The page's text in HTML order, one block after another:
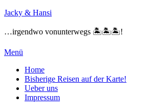
Zum
springen
Jacky & Hansi
…irgendwo vonunterwegs 🏝🏝🏝!
Menü
Primäres
Menü
Home
Bisherige Reisen auf der Karte!
Ueber uns
Impressum